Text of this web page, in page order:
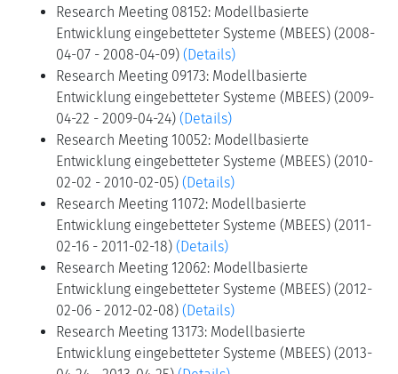
Research Meeting 08152: Modellbasierte
Entwicklung eingebetteter Systeme (MBEES) (2008-
04-07 - 2008-04-09) (Details)
Research Meeting 09173: Modellbasierte
Entwicklung eingebetteter Systeme (MBEES) (2009-
04-22 - 2009-04-24) (Details)
Research Meeting 10052: Modellbasierte
Entwicklung eingebetteter Systeme (MBEES) (2010-
02-02 - 2010-02-05) (Details)
Research Meeting 11072: Modellbasierte
Entwicklung eingebetteter Systeme (MBEES) (2011-
02-16 - 2011-02-18) (Details)
Research Meeting 12062: Modellbasierte
Entwicklung eingebetteter Systeme (MBEES) (2012-
02-06 - 2012-02-08) (Details)
Research Meeting 13173: Modellbasierte
Entwicklung eingebetteter Systeme (MBEES) (2013-